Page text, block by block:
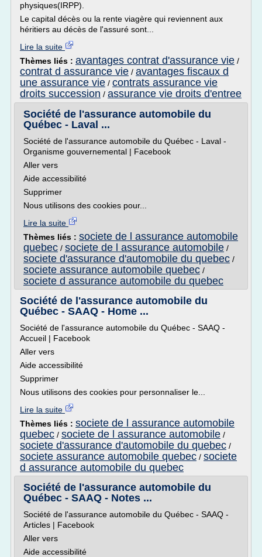
physiques(IRPP).
Le capital décès ou la rente viagère qui reviennent aux
héritiers au décès de l'assuré sont...
Lire la suite
Thèmes liés : avantages contrat d'assurance vie /
contrat d assurance vie / avantages fiscaux d
une assurance vie / contrats assurance vie
droits succession / assurance vie droits d'entree
Société de l'assurance automobile du
Québec - Laval ...
Société de l'assurance automobile du Québec - Laval -
Organisme gouvernemental | Facebook
Aller vers
Aide accessibilité
Supprimer
Nous utilisons des cookies pour...
Lire la suite
Thèmes liés : societe de l assurance automobile
quebec / societe de l assurance automobile /
societe d'assurance d'automobile du quebec /
societe assurance automobile quebec /
societe d assurance automobile du quebec
Société de l'assurance automobile du
Québec - SAAQ - Home ...
Société de l'assurance automobile du Québec - SAAQ -
Accueil | Facebook
Aller vers
Aide accessibilité
Supprimer
Nous utilisons des cookies pour personnaliser le...
Lire la suite
Thèmes liés : societe de l assurance automobile
quebec / societe de l assurance automobile /
societe d'assurance d'automobile du quebec /
societe assurance automobile quebec / societe
d assurance automobile du quebec
Société de l'assurance automobile du
Québec - SAAQ - Notes ...
Société de l'assurance automobile du Québec - SAAQ -
Articles | Facebook
Aller vers
Aide accessibilité